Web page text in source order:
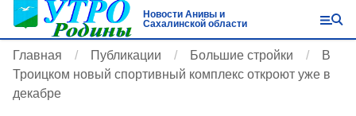
Новости Анивы и
Сахалинской области
Главная Публикации Большие стройки
В
Троицком новый спортивный комплекс откроют уже в
декабре